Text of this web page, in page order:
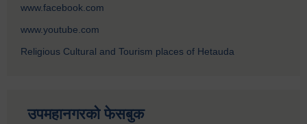
www.facebook.com
www.youtube.com
Religious Cultural and Tourism places of Hetauda
उपमहानगरको फेसबुक